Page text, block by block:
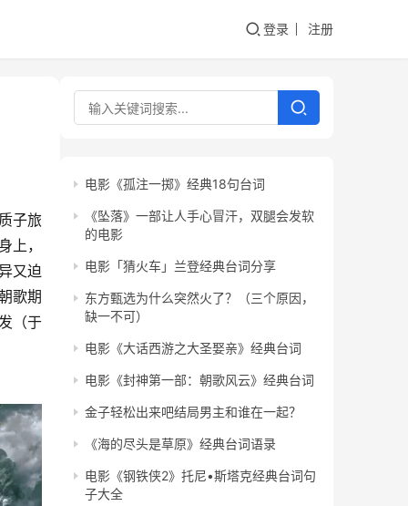
登录 注册
子旅
上，
又迫
歌期
（于
电影《孤注一掷》经典18句台词
《坠落》一部让人手心冒汗，双腿会发软
的电影
电影「猜火车」兰登经典台词分享
东方甄选为什么突然火了？（三个原因，
缺一不可）
电影《大话西游之大圣娶亲》经典台词
电影《封神第一部：朝歌风云》经典台词
金子轻松出来吧结局男主和谁在一起？
《海的尽头是草原》经典台词语录
电影《钢铁侠2》托尼•斯塔克经典台词句
子大全